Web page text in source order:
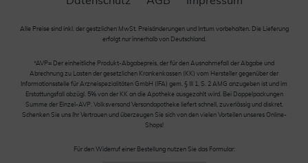
Alle Preise sind inkl. der gestzlichen MwSt. Preisänderungen und Irrtum vorbehalten. Die Lieferung
erfolgt nur innerhalb von Deutschland.
*AVP= Der einheitliche Produkt-Abgabepreis, der für den Ausnahmefall der Abgabe und
Abrechnung zu Lasten der gesetzlichen Krankenkassen (KK) vom Hersteller gegenüber der
Informationsstelle für Arzneispezialitäten GmbH (IFA) gem. § III 1, S. 2 AMG anzugeben ist und im
Erstattungsfall abzügl. 5% von der KK an die Apotheke ausgezahlt wird. Bei Doppelpackungen
Summe der Einzel-AVP. Volksversand Versandapotheke liefert schnell, zuverlässig und diskret.
Schenken Sie uns Ihr Vertrauen und überzeugen Sie sich von den vielen Vorteilen unseres Online-
Shops!
Für den Widerruf einer Bestellung nutzen Sie das Formular: